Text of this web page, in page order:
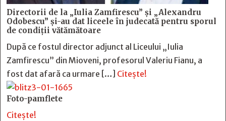
Directorii de la „Iulia Zamfirescu” și „Alexandru
Odobescu” și-au dat liceele în judecată pentru sporul
de condiții vătămătoare
După ce fostul director adjunct al Liceului „Iulia
Zamfirescu” din Mioveni, profesorul Valeriu Fianu, a
fost dat afară ca urmare […] Citește!
Foto-pamflete
Citește!